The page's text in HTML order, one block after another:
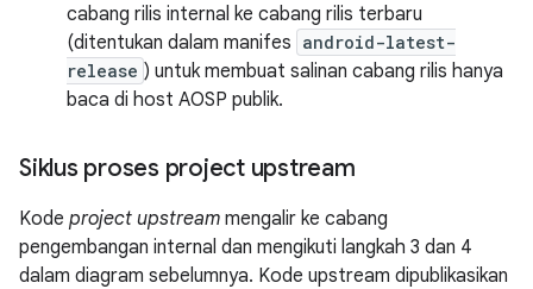
cabang rilis internal ke cabang rilis terbaru
(ditentukan dalam manifes android-latest-
release ) untuk membuat salinan cabang rilis hanya
baca di host AOSP publik.
Siklus proses project upstream
Kode project upstream mengalir ke cabang
pengembangan internal dan mengikuti langkah 3 dan 4
dalam diagram sebelumnya. Kode upstream dipublikasikan